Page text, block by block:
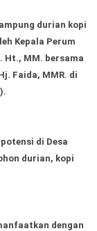
durian kopi
Kepala Perum
Ht., MM. bersama
Faida, MMR. di
di Desa
durian, kopi
dengan